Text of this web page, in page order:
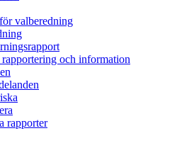
valberedning
och information
rapporter